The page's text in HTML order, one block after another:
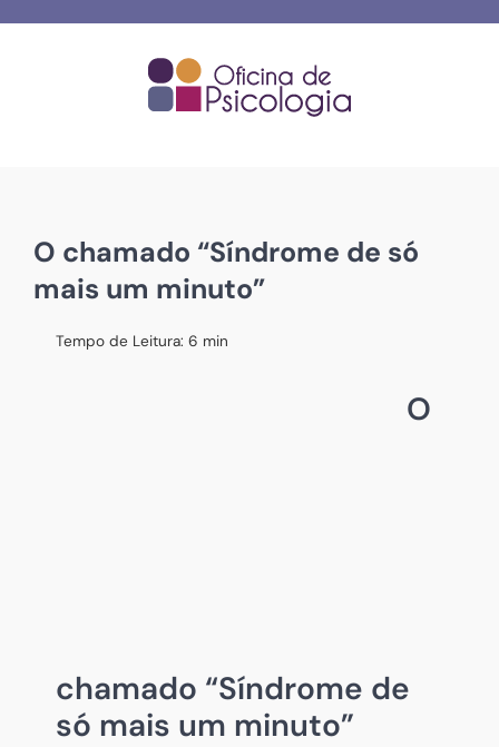
O chamado “Síndrome de só
mais um minuto”
Tempo de Leitura: 6 min
O
chamado “Síndrome de
só mais um minuto”